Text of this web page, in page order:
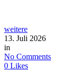
weitere
13. Juli 2026
in
No Comments
0 Likes